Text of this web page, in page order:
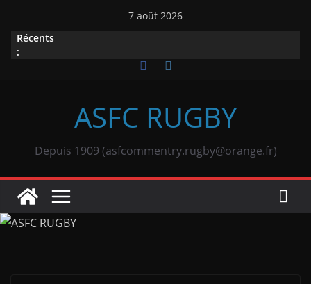
contenu
7 août 2026
Récents
:
ASFC RUGBY
Depuis 1909 (asfcommentry.rugby@orange.fr)